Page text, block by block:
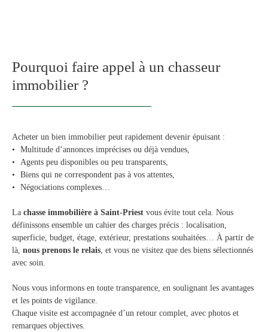
Pourquoi faire appel à un chasseur
immobilier ?
Acheter un bien immobilier peut rapidement devenir épuisant :
Multitude d’annonces imprécises ou déjà vendues,
Agents peu disponibles ou peu transparents,
Biens qui ne correspondent pas à vos attentes,
Négociations complexes…
La chasse immobilière à Saint-Priest vous évite tout cela. Nous
définissons ensemble un cahier des charges précis : localisation,
superficie, budget, étage, extérieur, prestations souhaitées… À partir de
là, nous prenons le relais , et vous ne visitez que des biens sélectionnés
avec soin.
Nous vous informons en toute transparence, en soulignant les avantages
et les points de vigilance.
Chaque visite est accompagnée d’un retour complet, avec photos et
remarques objectives.